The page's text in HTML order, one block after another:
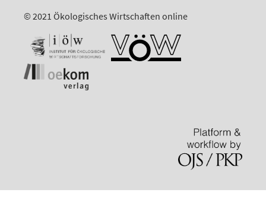
© 2021 Ökologisches Wirtschaften online